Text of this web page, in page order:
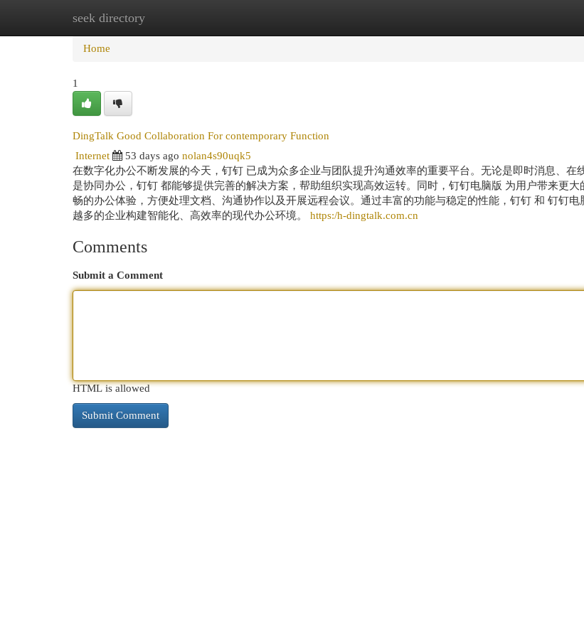
seek directory
Home New Site Listings
Home
1
DingTalk Good Collaboration For contemporary Function
Internet
53 days ago nolan4s90uqk5
在数字化办公不断发展的今天，钉钉 已成为众多企业与团队提升沟通效率的重要平台。无论是即时消息、在
是协同办公，钉钉 都能够提供完善的解决方案，帮助组织实现高效运转。同时，钉钉电脑版 为用户带来更大
畅的办公体验，方便处理文档、沟通协作以及开展远程会议。通过丰富的功能与稳定的性能，钉钉 和 钉钉电
越多的企业构建智能化、高效率的现代办公环境。 https:/h-dingtalk.com.cn
Comments
Submit a Comment
HTML is allowed